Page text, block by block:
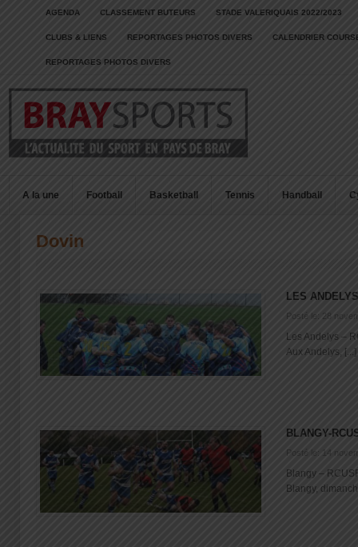
AGENDA CLASSEMENT BUTEURS STADE VALERIQUAIS 2022/2023
CLUBS & LIENS REPORTAGES PHOTOS DIVERS CALENDRIER
REPORTAGES PHOTOS DIVERS
A la une Football Basketball Tennis Handball
Dovin
LES
Posté le: 28
Les Andelys –
Aux Andelys, [...]
BLANGY-
Posté le: 14
Blangy –
Blangy,